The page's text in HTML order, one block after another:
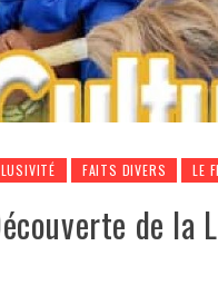
FAITS DIVERS LE
de la